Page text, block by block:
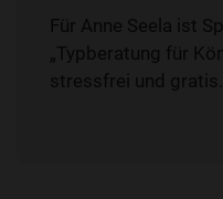
Für Anne Seela ist
„Typberatung für
stressfrei und gratis.